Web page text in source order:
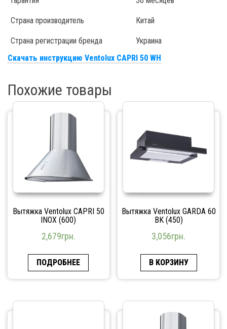
Страна производитель Китай
Страна регистрации бренда
Украина
Скачать инструкцию Ventolux CAPRI 50 WH
Похожие товары
Вытяжка Ventolux CAPRI 50
INOX (600)
2,679грн.
ПОДРОБНЕЕ
Вытяжка Ventolux GARDA 60
BK (450)
3,056грн.
В КОРЗИНУ